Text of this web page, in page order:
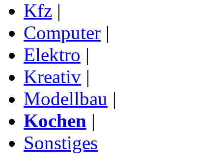
Kfz |
Computer |
Elektro |
Kreativ |
Modellbau |
Kochen |
Sonstiges